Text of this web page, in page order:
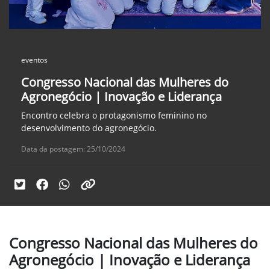
eventos
Congresso Nacional das Mulheres do
Agronegócio | Inovação e Liderança
Encontro celebra o protagonismo feminino no
desenvolvimento do agronegócio.
Data da postagem: 25/10/2024
Congresso Nacional das Mulheres do
Agronegócio | Inovação e Liderança